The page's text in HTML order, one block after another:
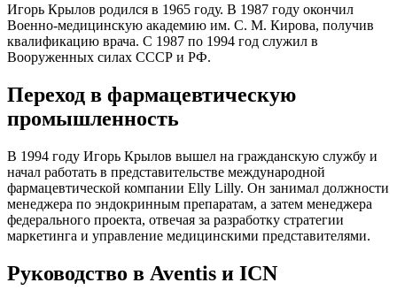
Игорь Крылов родился в 1965 году. В 1987 году окончил
Военно-медицинскую академию им. С. М. Кирова, получив
квалификацию врача. С 1987 по 1994 год служил в
Вооруженных силах СССР и РФ.
Переход в фармацевтическую
промышленность
В 1994 году Игорь Крылов вышел на гражданскую службу и
начал работать в представительстве международной
фармацевтической компании Elly Lilly. Он занимал должности
менеджера по эндокринным препаратам, а затем менеджера
федерального проекта, отвечая за разработку стратегии
маркетинга и управление медицинскими представителями.
Руководство в Aventis и ICN